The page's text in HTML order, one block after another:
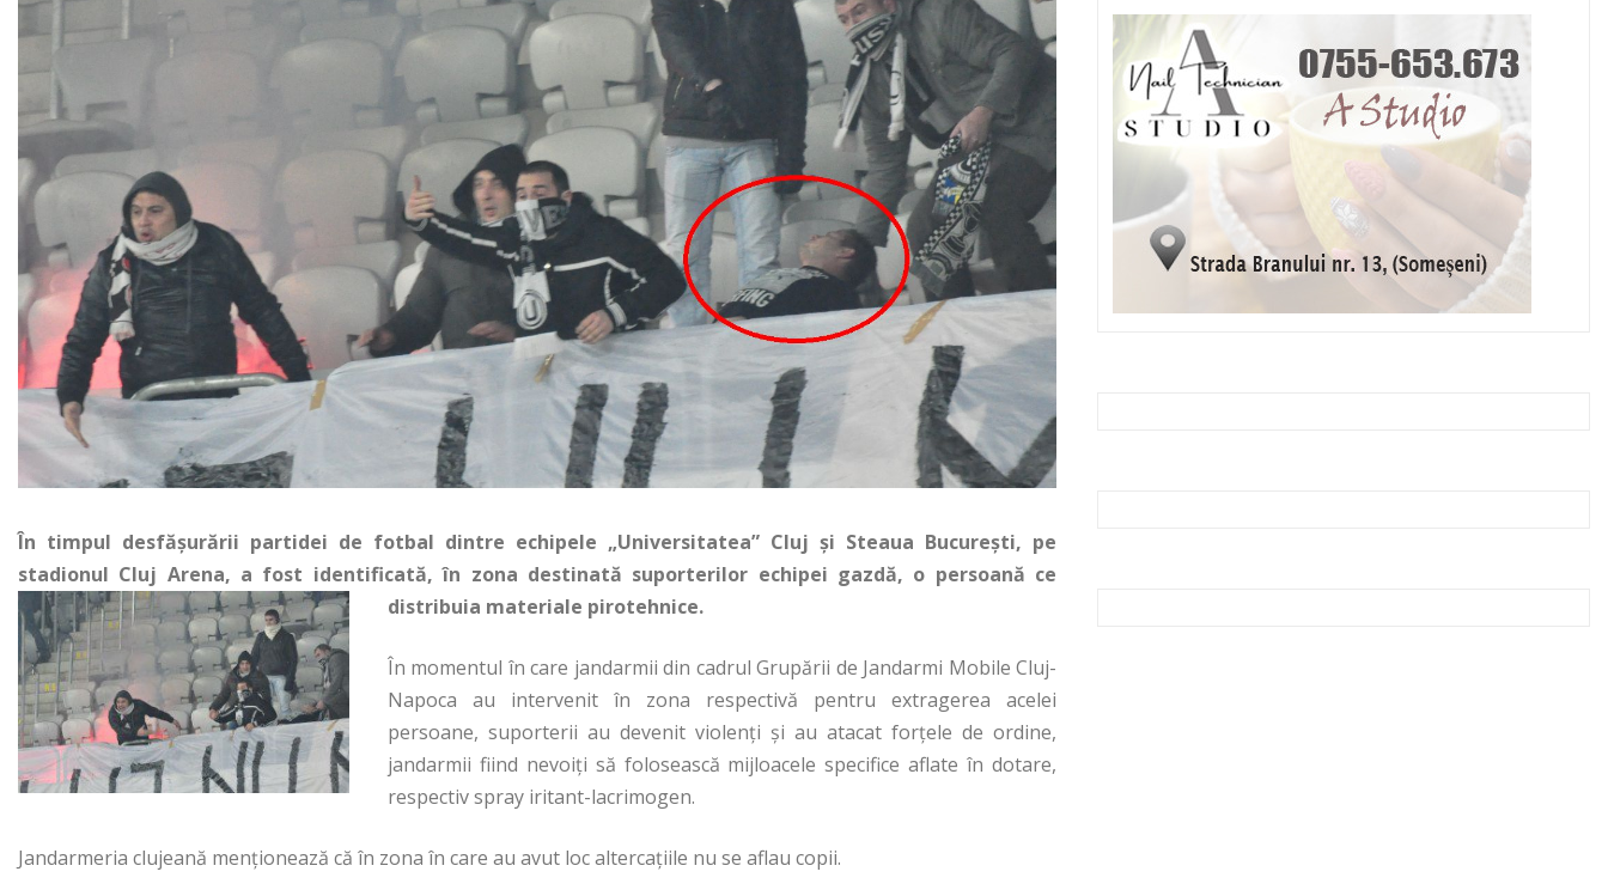
În timpul desfăşurării partidei de fotbal dintre echipele „Universitatea” Cluj şi Steaua Bucureşti, pe
stadionul Cluj Arena, a fost identificată, în zona destinată suporterilor echipei gazdă, o persoană ce
distribuia materiale pirotehnice.
În momentul în care jandarmii din cadrul Grupării de Jandarmi Mobile Cluj-
Napoca au intervenit în zona respectivă pentru extragerea acelei
persoane, suporterii au devenit violenţi şi au atacat forţele de ordine,
jandarmii fiind nevoiţi să folosească mijloacele specifice aflate în dotare,
respectiv spray iritant-lacrimogen.
Jandarmeria clujeană menţionează că în zona în care au avut loc altercaţiile nu se aflau copii.